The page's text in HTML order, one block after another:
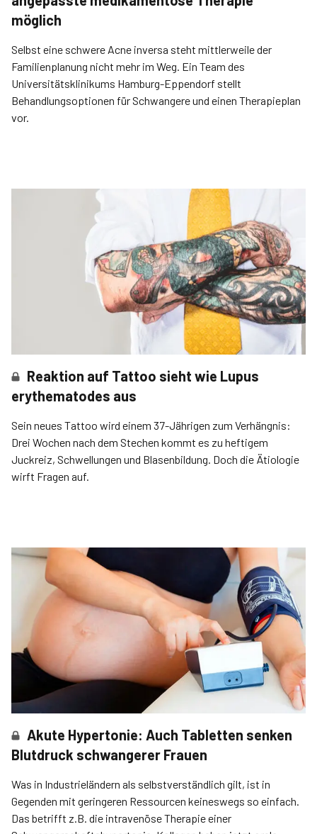
möglich
Selbst eine schwere Acne inversa steht mittlerweile der
Familienplanung nicht mehr im Weg. Ein Team des
Universitätsklinikums Hamburg-Eppendorf stellt
Behandlungsoptionen für Schwangere und einen Therapieplan
vor.
Reaktion auf Tattoo sieht wie Lupus
erythematodes aus
Sein neues Tattoo wird einem 37-Jährigen zum Verhängnis:
Drei Wochen nach dem Stechen kommt es zu heftigem
Juckreiz, Schwellungen und Blasenbildung. Doch die Ätiologie
wirft Fragen auf.
Akute Hypertonie: Auch Tabletten senken
Blutdruck schwangerer Frauen
Was in Industrieländern als selbstverständlich gilt, ist in
Gegenden mit geringeren Ressourcen keineswegs so einfach.
Das betrifft z.B. die intravenöse Therapie einer